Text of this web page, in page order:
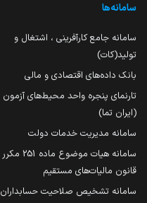
سامانه‌ها
سامانه جامع کارآفرینی ، اشتغال و
تولید(کات)
بانک داده‌های اقتصادی و مالی
تارنمای پنجره واحد محیط‌های آزمون
(ایران تما)
سامانه مدیریت خدمات دولت
سامانه هیات موضوع ماده 251 مکرر
قانون مالیات‌های مستقیم
سامانه تشخیص صلاحیت حسابداران